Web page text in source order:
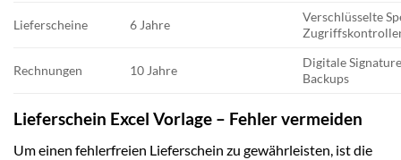
Lieferscheine 6 Jahre
Verschlüsselte
Rechnungen 10 Jahre
Digitale
Backups
Lieferschein Excel Vorlage – Fehler vermeiden
Um einen fehlerfreien Lieferschein zu gewährleisten, ist die